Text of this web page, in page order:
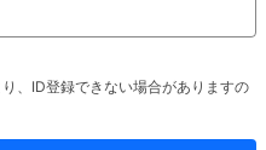
、ID登録できない場合がありますの